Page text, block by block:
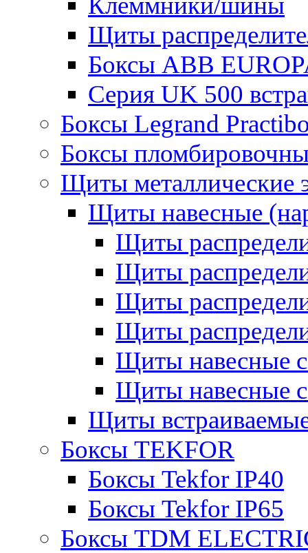
Щиты
Боксы ABB
Серия UK 500
Боксы Legrand
Боксы
Щиты металлические
Щиты навесные
Щиты
Щиты
Щиты
Щиты
Щиты навесные
Щиты навесные
Щиты
Боксы TEKFOR
Боксы Tekfor IP40
Боксы Tekfor IP65
Боксы TDM